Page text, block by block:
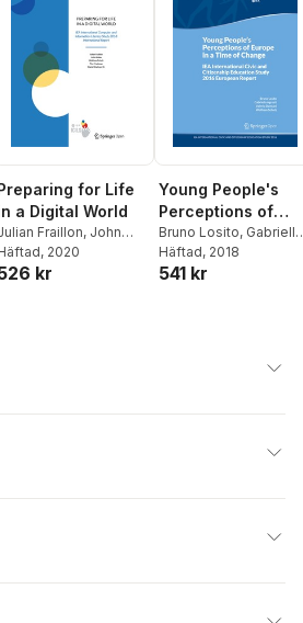
for Life
a Digital World
Fraillon, John
,Wolfram Schulz
Friedman
, 2020
kr
Young People's
Perceptions of
Europe in a Time
Change
Bruno Losito, Gabriella
Agrusti, Valeria
Wolfram Schulz
Häftad, 2018
541 kr